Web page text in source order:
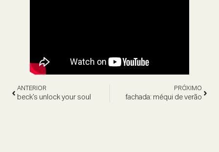
ANTERIOR
beck’s unlock your soul
PRÓXIMO
fachada: méqui de verão